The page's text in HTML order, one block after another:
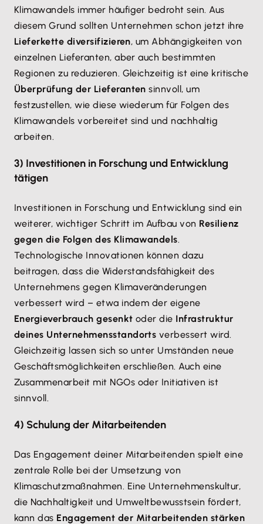
Klimawandels immer häufiger bedroht sein. Aus
diesem Grund sollten Unternehmen schon jetzt ihre
Lieferkette diversifizieren, um Abhängigkeiten von
einzelnen Lieferanten, aber auch bestimmten
Regionen zu reduzieren. Gleichzeitig ist eine kritische
Überprüfung der Lieferanten sinnvoll, um
festzustellen, wie diese wiederum für Folgen des
Klimawandels vorbereitet sind und nachhaltig
arbeiten.
3) Investitionen in Forschung und Entwicklung
tätigen
Investitionen in Forschung und Entwicklung sind ein
weiterer, wichtiger Schritt im Aufbau von Resilienz
gegen die Folgen des Klimawandels.
Technologische Innovationen können dazu
beitragen, dass die Widerstandsfähigkeit des
Unternehmens gegen Klimaveränderungen
verbessert wird – etwa indem der eigene
Energieverbrauch gesenkt oder die Infrastruktur
deines Unternehmensstandorts verbessert wird.
Gleichzeitig lassen sich so unter Umständen neue
Geschäftsmöglichkeiten erschließen. Auch eine
Zusammenarbeit mit NGOs oder Initiativen ist
sinnvoll.
4) Schulung der Mitarbeitenden
Das Engagement deiner Mitarbeitenden spielt eine
zentrale Rolle bei der Umsetzung von
Klimaschutzmaßnahmen. Eine Unternehmenskultur,
die Nachhaltigkeit und Umweltbewusstsein fördert,
kann das Engagement der Mitarbeitenden stärken